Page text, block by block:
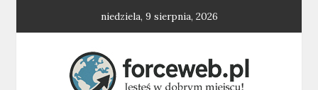
niedziela, 9 sierpnia, 2026